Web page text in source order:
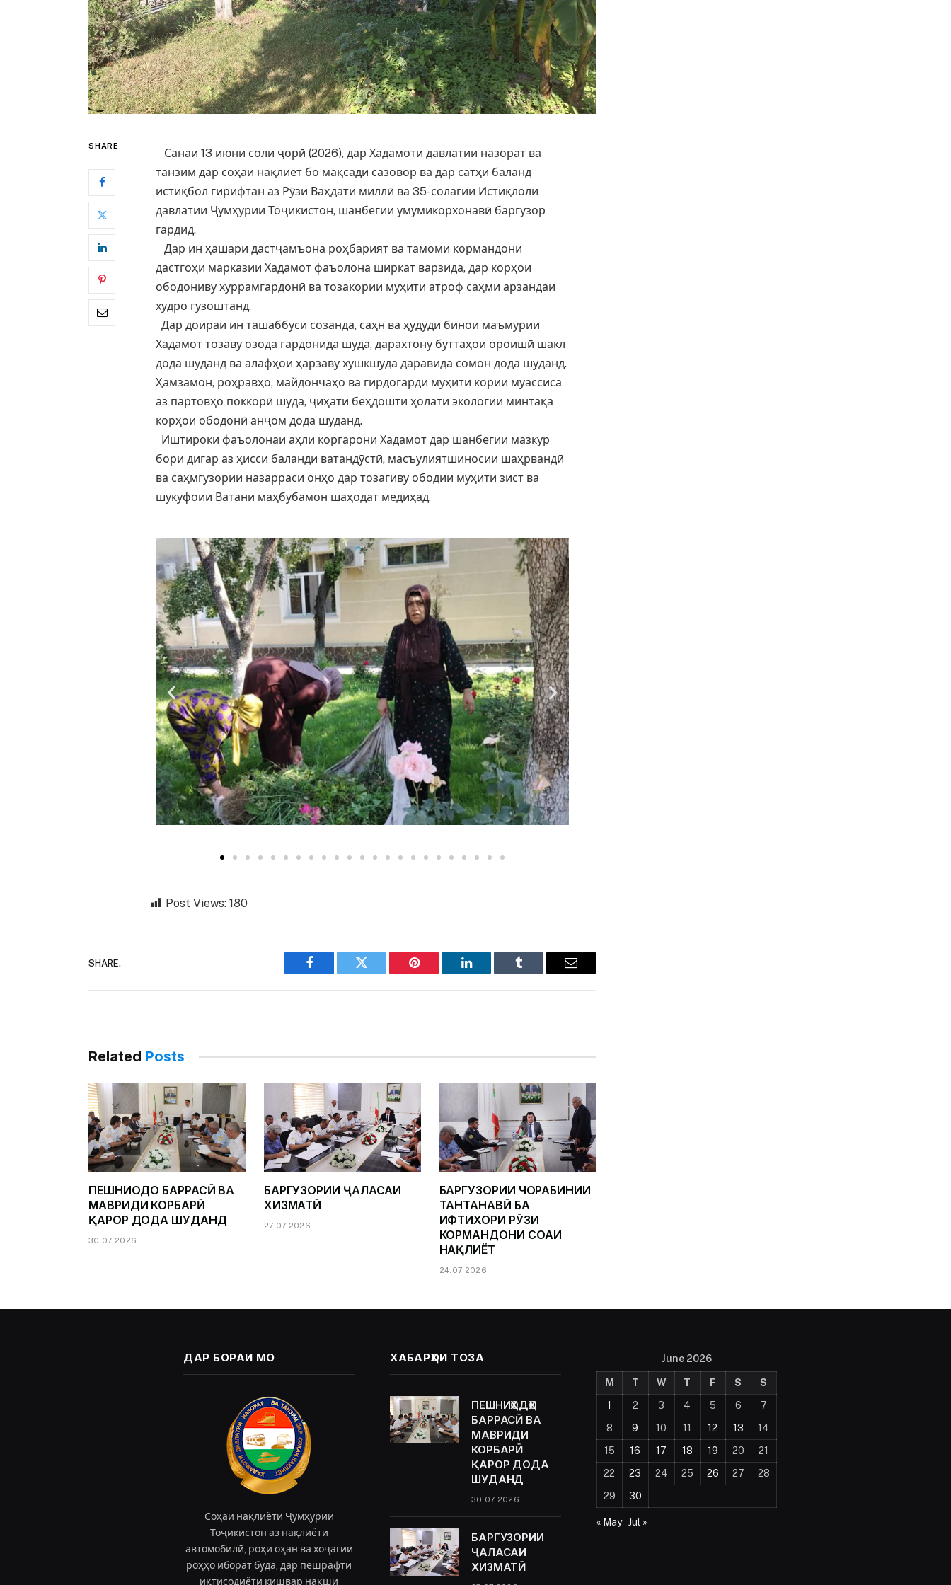
SHARE
Санаи 13 июни соли ҷорӣ (2026), дар Хадамоти давлатии назорат ва
танзим дар соҳаи нақлиёт бо мақсади сазовор ва дар сатҳи баланд
истиқбол гирифтан аз Рӯзи Ваҳдати миллӣ ва 35-солагии Истиқлоли
давлатии Ҷумҳурии Тоҷикистон, шанбегии умумикорхонавӣ баргузор
гардид.
Дар ин ҳашари дастҷамъона роҳбарият ва тамоми кормандони
дастгоҳи марказии Хадамот фаъолона ширкат варзида, дар корҳои
ободониву хуррамгардонӣ ва тозакории муҳити атроф саҳми арзандаи
худро гузоштанд.
Дар доираи ин ташаббуси созанда, саҳн ва ҳудуди бинои маъмурии
Хадамот тозаву озода гардонида шуда, дарахтону буттаҳои ороишӣ шакл
дода шуданд ва алафҳои ҳарзаву хушкшуда даравида сомон дода шуданд.
Ҳамзамон, роҳравҳо, майдончаҳо ва гирдогарди муҳити кории муассиса
аз партовҳо поккорӣ шуда, ҷиҳати беҳдошти ҳолати экологии минтақа
корҳои ободонӣ анҷом дода шуданд.
Иштироки фаъолонаи аҳли коргарони Хадамот дар шанбегии мазкур
бори дигар аз ҳисси баланди ватандӯстӣ, масъулиятшиносии шаҳрвандӣ
ва саҳмгузории назарраси онҳо дар тозагиву ободии муҳити зист ва
шукуфоии Ватани маҳбубамон шаҳодат медиҳад.
Post Views: 180
SHARE.
Facebook Twitter Pinterest LinkedIn Tumblr Email
Related Posts
ПЕШНИҲОДҲО БАРРАСӢ ВА
МАВРИДИ КОРБАРӢ
ҚАРОР ДОДА ШУДАНД
30.07.2026
БАРГУЗОРИИ ҶАЛАСАИ
ХИЗМАТӢ
27.07.2026
БАРГУЗОРИИ ЧОРАБИНИИ
ТАНТАНАВӢ БА
ИФТИХОРИ РӮЗИ
КОРМАНДОНИ СОҲАИ
НАҚЛИЁТ
24.07.2026
ДАР БОРАИ МО
Соҳаи нақлиёти Ҷумҳурии
Тоҷикистон аз нақлиёти
автомобилӣ, роҳи оҳан ва хоҷагии
роҳҳо иборат буда, дар пешрафти
иқтисодиёти кишвар нақши
ХАБАРҲОИ ТОЗА
ПЕШНИҲОДҲО
БАРРАСӢ ВА
МАВРИДИ
КОРБАРӢ
ҚАРОР ДОДА
ШУДАНД
30.07.2026
БАРГУЗОРИИ
ҶАЛАСАИ
ХИЗМАТӢ
June 2026
M T W T F S
S
1
2 3 4 5 6
7
8
9 10 11 12 13
14
15
16 17 18 19 20
21
22
23 24 25 26 27
28
29
30
« May Jul »